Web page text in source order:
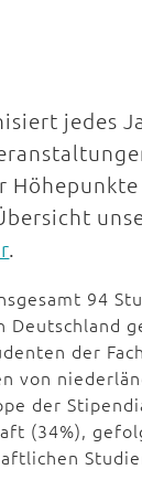
jedes
.
94
Deutschland
der
von
der
(34%),